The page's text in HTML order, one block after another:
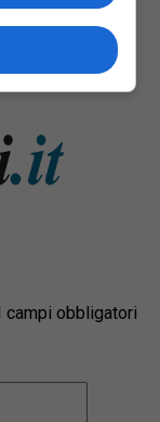
Borgosesiae
campi obbligatori